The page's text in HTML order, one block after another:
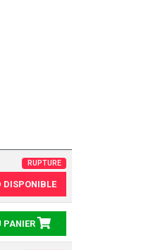
RUPTURE
DISPONIBLE
PANIER